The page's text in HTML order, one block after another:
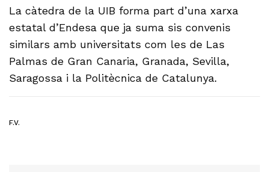
La càtedra de la UIB forma part d’una xarxa
estatal d’Endesa que ja suma sis convenis
similars amb universitats com les de Las
Palmas de Gran Canaria, Granada, Sevilla,
Saragossa i la Politècnica de Catalunya.
F.V.